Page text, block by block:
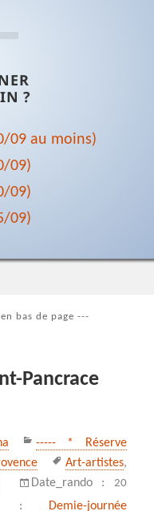
?
09 au moins)
09)
09)
09)
bas de page ---
Pancrace
Catégories
----- * Réserve
Mots-
clés
Art-artistes,
Date_rando : 20
:
Demie-journée